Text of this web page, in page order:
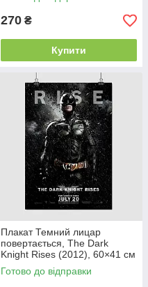
270 ₴
Купити
Плакат Темний лицар
повертається, The Dark
Knight Rises (2012), 60×41 см
Готово до відправки